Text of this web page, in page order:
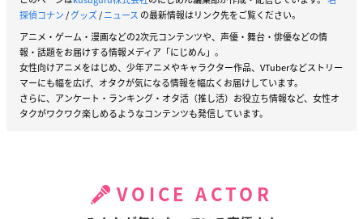
探偵コナン/グッズ/ニュース の最新情報はリンク先をご覧ください。
アニメ・ゲーム・漫画などの2次元コンテンツや、声優・舞台・俳優などの情
報・話題をお届けする情報メディア「にじめん」。
女性向けアニメをはじめ、少年アニメやキャラクター作品、VTuberなどストリー
マーにも幅を広げ、オタクが気になる情報を幅広くお届けしています。
さらに、アンケート・ランキング・オタ活（推し活）お役立ち情報など、女性オ
タクがワクワク楽しめるようなコンテンツも発信しています。
VOICE ACTOR